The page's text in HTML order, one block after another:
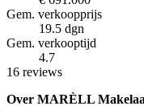
Gem. verkoopprijs
19.5 dgn
Gem. verkooptijd
4.7
16 reviews
Over MARÈLL